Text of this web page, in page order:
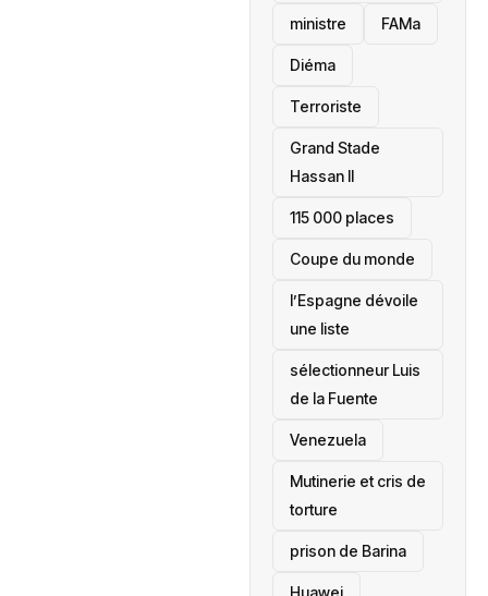
ministre FAMa
Diéma
Terroriste
Grand Stade
Hassan II
115 000 places
‎Coupe du monde
l’Espagne dévoile
une liste
sélectionneur Luis
de la Fuente
‎Venezuela
Mutinerie et cris de
torture
prison de Barina
Huawei